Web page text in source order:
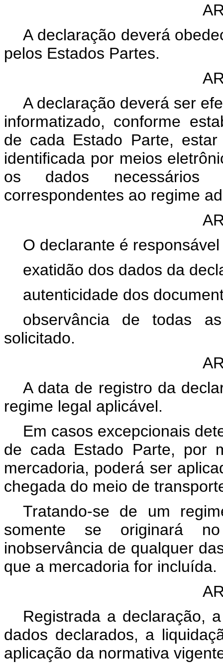
A declaração deverá
pelos Estados Partes.
A declaração deverá ser
informatizado, conforme
de cada Estado Parte,
identificada por meios
os dados necessários
correspondentes ao regime
O declarante é
exatidão dos dados da
autenticidade dos
observância de todas
solicitado.
A data de registro da
regime legal aplicável.
Em casos excepcionais
de cada Estado Parte, por
mercadoria, poderá ser
chegada do meio de
Tratando-se de um
somente se originará
inobservância de qualquer
que a mercadoria for incluída.
Registrada a declaração,
dados declarados, a
aplicação da normativa